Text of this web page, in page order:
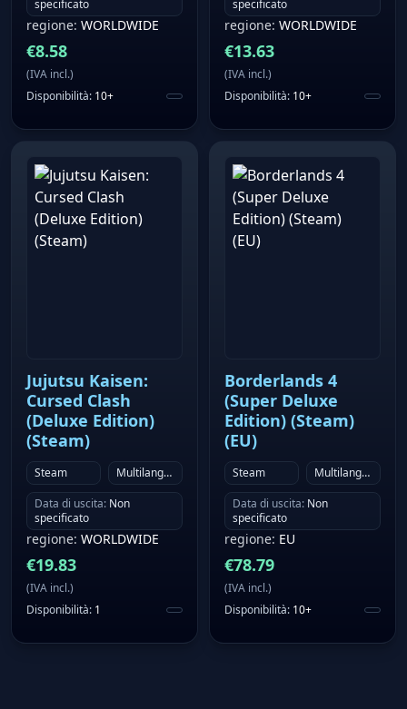
specificato
regione: WORLDWIDE
€8.58
(IVA incl.)
Disponibilità: 10+
specificato
regione: WORLDWIDE
€13.63
(IVA incl.)
Disponibilità: 10+
Jujutsu Kaisen:
Cursed Clash
(Deluxe Edition)
(Steam)
Steam
Multilanguage
Data di uscita: Non
specificato
regione: WORLDWIDE
€19.83
(IVA incl.)
Disponibilità: 1
Borderlands 4
(Super Deluxe
Edition) (Steam)
(EU)
Steam
Multilanguage
Data di uscita: Non
specificato
regione: EU
€78.79
(IVA incl.)
Disponibilità: 10+